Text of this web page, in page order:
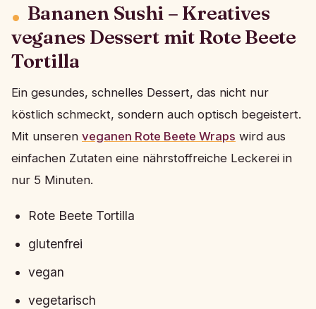
Bananen Sushi – Kreatives
veganes Dessert mit Rote Beete
Tortilla
Ein gesundes, schnelles Dessert, das nicht nur
köstlich schmeckt, sondern auch optisch begeistert.
Mit unseren veganen Rote Beete Wraps wird aus
einfachen Zutaten eine nährstoffreiche Leckerei in
nur 5 Minuten.
Rote Beete Tortilla
glutenfrei
vegan
vegetarisch